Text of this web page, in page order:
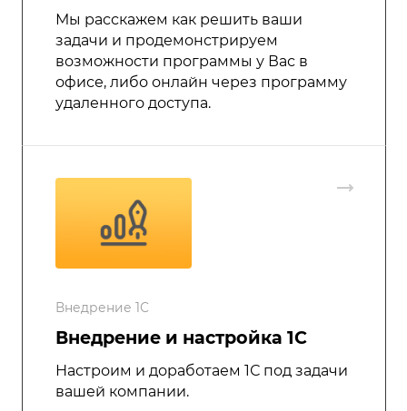
Мы расскажем как решить ваши
задачи и продемонстрируем
возможности программы у Вас в
офисе, либо онлайн через программу
удаленного доступа.
Внедрение 1С
Внедрение и настройка 1C
Настроим и доработаем 1С под задачи
вашей компании.